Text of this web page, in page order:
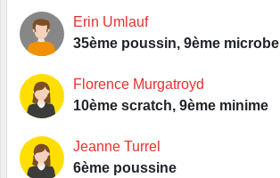
Erin Umlauf
35ème poussin, 9ème microbe
Florence Murgatroyd
10ème scratch, 9ème minime
Jeanne Turrel
6ème poussine